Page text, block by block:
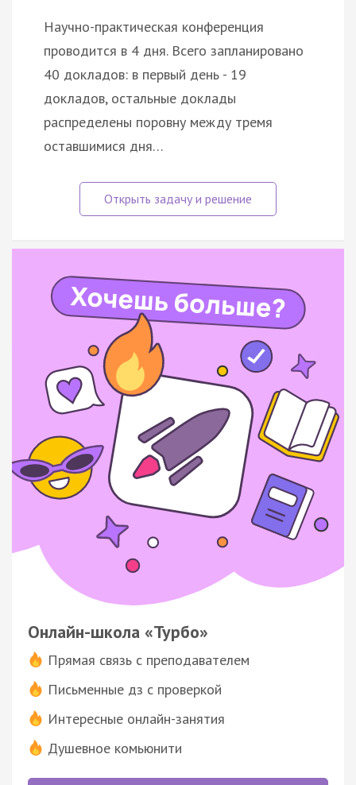
Научно-практическая конференция
проводится в 4 дня. Всего запланировано
40 докладов: в первый день - 19
докладов, остальные доклады
распределены поровну между тремя
оставшимися дня…
Онлайн-школа «Турбо»
Прямая связь с преподавателем
Письменные дз с проверкой
Интересные онлайн-занятия
Душевное комьюнити